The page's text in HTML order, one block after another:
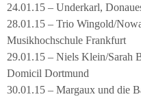
24.01.15 – Underkarl,
28.01.15 – Trio Wingold/
Musikhochschule Frankfurt
29.01.15 – Niels Klein/Sarah
Domicil Dortmund
30.01.15 – Margaux und die